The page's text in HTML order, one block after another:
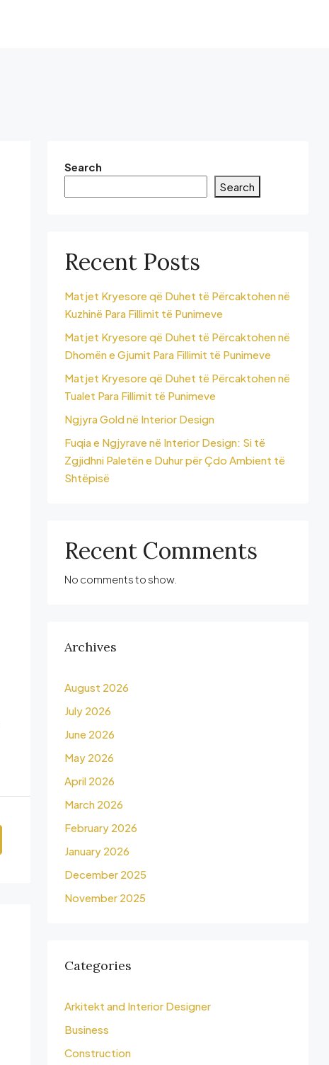
Search
Search
Recent Posts
Matjet Kryesore që Duhet të Përcaktohen në
Kuzhinë Para Fillimit të Punimeve
Matjet Kryesore që Duhet të Përcaktohen në
Dhomën e Gjumit Para Fillimit të Punimeve
Matjet Kryesore që Duhet të Përcaktohen në
Tualet Para Fillimit të Punimeve
Ngjyra Gold në Interior Design
Fuqia e Ngjyrave në Interior Design: Si të
Zgjidhni Paletën e Duhur për Çdo Ambient të
Shtëpisë
Recent Comments
No comments to show.
Archives
August 2026
July 2026
June 2026
May 2026
April 2026
March 2026
February 2026
January 2026
December 2025
November 2025
Categories
Arkitekt and Interior Designer
Business
Construction